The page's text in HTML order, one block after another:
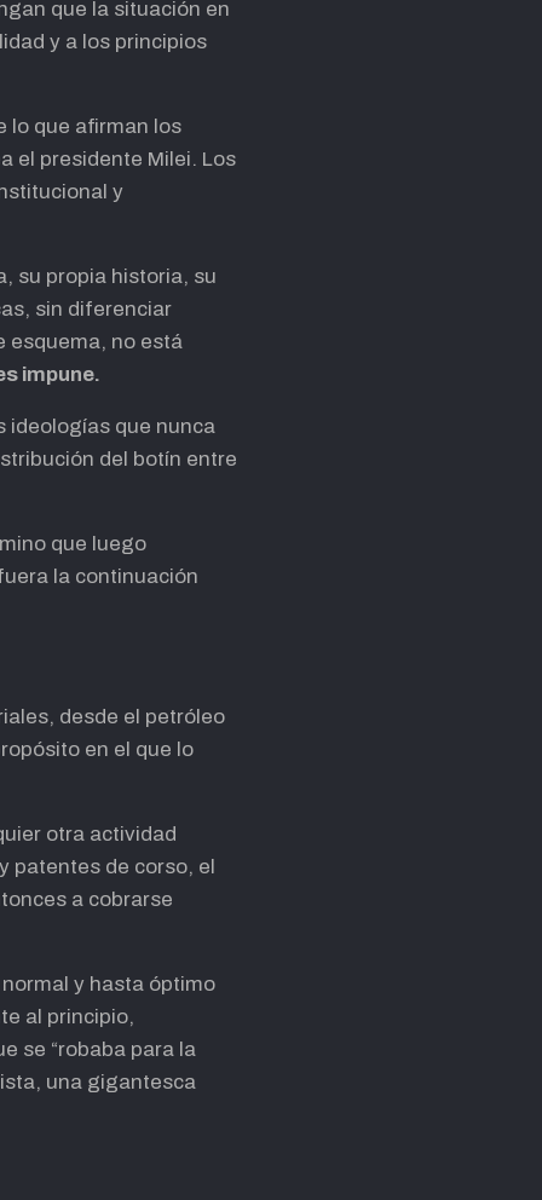
arriba/abajo
aumentar
o
que la situación en
y a los principios
lo que afirman los
el presidente Milei. Los
y
su propia historia, su
sin diferenciar
esquema, no está
impune.
ideologías que nunca
del botín entre
que luego
la continuación
desde el petróleo
en el que lo
otra actividad
patentes de corso, el
a cobrarse
y hasta óptimo
al principio,
se “robaba para la
una gigantesca